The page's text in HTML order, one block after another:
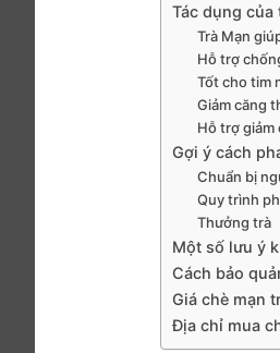
Tác dụng của
Trà Mạn
Hỗ trợ
Tốt cho tim
Giảm căng
Hỗ trợ giảm
Gợi ý cách
Chuẩn bị
Quy trình
Thưởng trà
Một số lưu ý
Cách bảo
Giá chè mạn
Địa chỉ mua